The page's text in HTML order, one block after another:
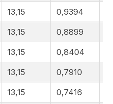
13,15 0,9394
13,15 0,8899
13,15 0,8404
13,15 0,7910
13,15 0,7416